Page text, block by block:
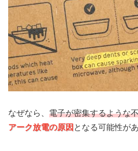
なぜなら、 電子が密集するような
アーク放電の原因 となる可能性が